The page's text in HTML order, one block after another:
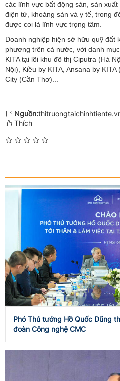
các lĩnh vực bất động sản, sản
điện tử, khoáng sản và y tế, trong
được coi là lĩnh vực trọng tâm.
Doanh nghiệp hiện sở hữu quỹ đất
phương trên cả nước, với danh
KITA tại lõi khu đô thị Ciputra (Hà
Nội), Kiều by KITA, Ansana by
City (Cần Thơ)...
Nguồn:
Thích
Phó Thủ tướng Hồ Quốc Dũng
đoàn Công nghệ CMC